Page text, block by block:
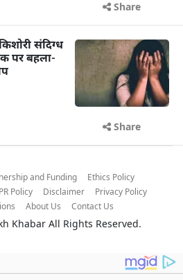
Share
संदिग्ध
पर बहला-
Share
and Funding
Ethics Policy
Policy Disclaimer
Privacy Policy
About Us Contact Us
Khabar All Rights Reserved.